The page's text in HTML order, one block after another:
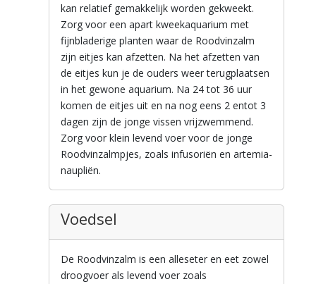
kan relatief gemakkelijk worden gekweekt.
Zorg voor een apart kweekaquarium met
fijnbladerige planten waar de Roodvinzalm
zijn eitjes kan afzetten. Na het afzetten van
de eitjes kun je de ouders weer terugplaatsen
in het gewone aquarium. Na 24 tot 36 uur
komen de eitjes uit en na nog eens 2 entot 3
dagen zijn de jonge vissen vrijzwemmend.
Zorg voor klein levend voer voor de jonge
Roodvinzalmpjes, zoals infusoriën en artemia-
naupliën.
Voedsel
De Roodvinzalm is een alleseter en eet zowel
droogvoer als levend voer zoals